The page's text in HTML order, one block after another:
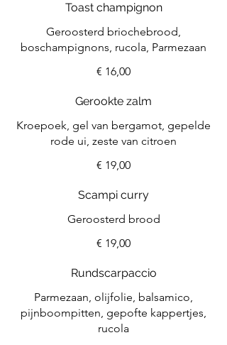
Toast champignon
Geroosterd briochebrood,
boschampignons, rucola, Parmezaan
€ 16,00
Gerookte zalm
Kroepoek, gel van bergamot, gepelde
rode ui, zeste van citroen
€ 19,00
Scampi curry
Geroosterd brood
€ 19,00
Rundscarpaccio
Parmezaan, olijfolie, balsamico,
pijnboompitten, gepofte kappertjes,
rucola